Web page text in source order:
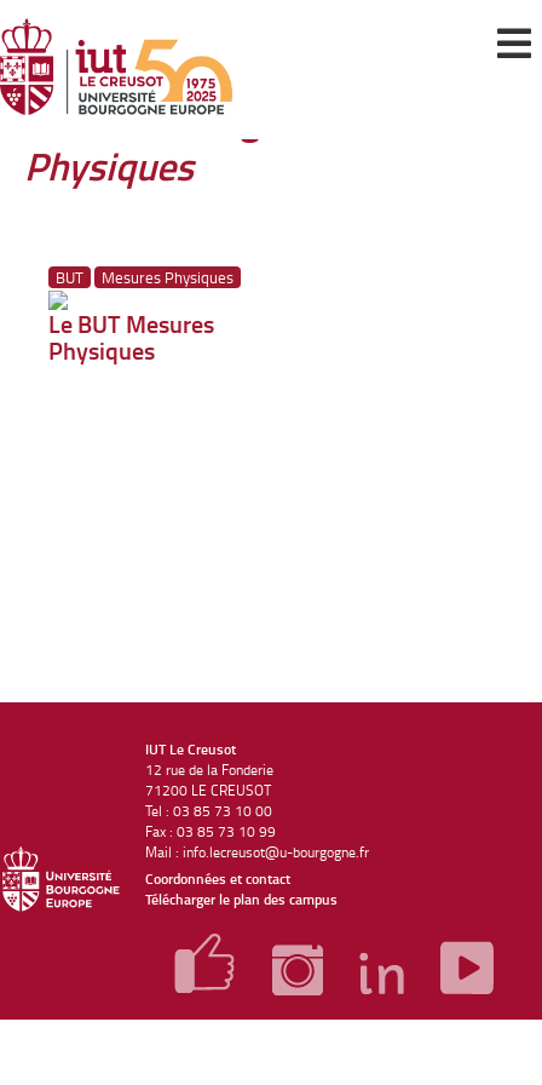
Articles du tag :
Physiques
BUT Mesures Physiques
Le BUT Mesures
Physiques
IUT Le Creusot
12 rue de la Fonderie
71200 LE CREUSOT
Tel : 03 85 73 10 00
Fax : 03 85 73 10 99
Mail : info.lecreusot@u-bourgogne.fr
Coordonnées et contact
Télécharger le plan des campus